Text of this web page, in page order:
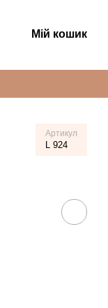
Мій кошик
Артикул
L 924